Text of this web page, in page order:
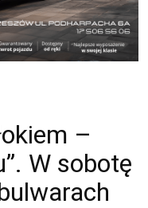
–
W sobotę